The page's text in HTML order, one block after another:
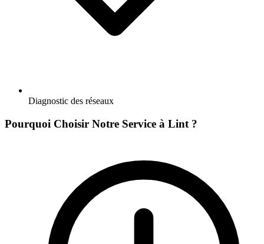
Diagnostic des réseaux
Pourquoi Choisir Notre Service à Lint ?